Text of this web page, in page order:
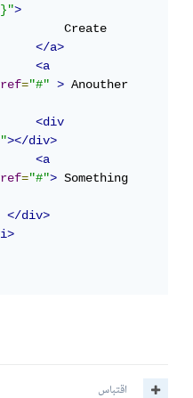
>
</a>
<a
="#" > Anouther
<div
></div>
<a
="#"> Something
</div>
اقتباس